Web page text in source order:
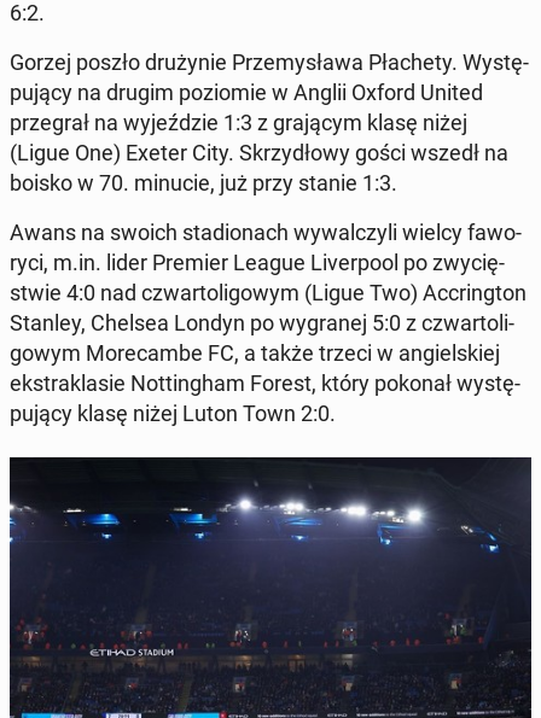
6:2.
Gorzej poszło dru­ży­nie Prze­my­sła­wa Pła­che­ty. Wy­stę­
pu­ją­cy na drugim po­zio­mie w Anglii Oxford United
prze­grał na wy­jeź­dzie 1:3 z gra­ją­cym klasę niżej
(Ligue One) Exeter City. Skrzy­dło­wy gości wszedł na
boisko w 70. minucie, już przy stanie 1:3.
Awans na swoich sta­dio­nach wy­wal­czy­li wielcy fa­wo­
ry­ci, m.in. lider Premier League Li­ver­po­ol po zwy­cię­
stwie 4:0 nad czwar­to­li­go­wym (Ligue Two) Ac­cring­ton
Stanley, Chelsea Londyn po wy­gra­nej 5:0 z czwar­to­li­
go­wym Mo­re­cam­be FC, a także trzeci w an­giel­skiej
eks­tra­kla­sie Not­tin­gham Forest, który pokonał wy­stę­
pu­ją­cy klasę niżej Luton Town 2:0.